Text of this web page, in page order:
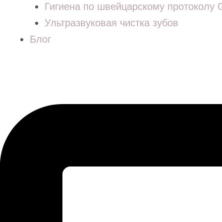
Гигиена по швейцарскому протоколу
Ультразвуковая чистка зубов
Блог